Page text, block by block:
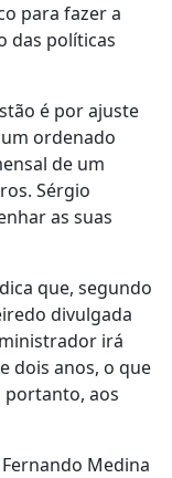
para fazer a
das políticas
é por ajuste
ordenado
de um
Sérgio
as suas
que, segundo
divulgada
irá
dois anos, o que
portanto, aos
Medina